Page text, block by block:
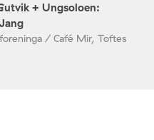
+ Ungsoloen:
/ Café Mir, Toftes